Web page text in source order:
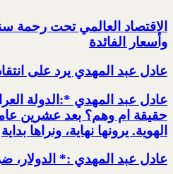
الاقتصاد العالمي تحت رحمة
وأسعار الفائدة
عادل عبد المهدي يرد على
عادل عبد المهدي *:الدولة
حقيقة ام وهم؟ بعد عشرين
الهوية. يرونها نهاية، ونراها بداية
عادل عبد المهدي :* الدولار،